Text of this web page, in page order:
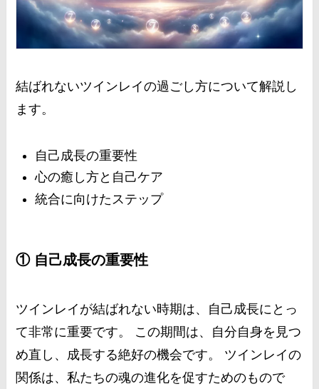
結ばれないツインレイの過ごし方について解説し
ます。
自己成長の重要性
心の癒し方と自己ケア
統合に向けたステップ
① 自己成長の重要性
ツインレイが結ばれない時期は、自己成長にとっ
て非常に重要です。 この期間は、自分自身を見つ
め直し、成長する絶好の機会です。 ツインレイの
関係は、私たちの魂の進化を促すためのもので